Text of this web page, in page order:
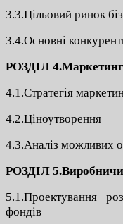
3.3.Цільовий ринок
3.4.Основні
РОЗДІЛ
4.1.Стратегія
4.2.Ціноутворення
4.3.Аналіз можливих
РОЗДІЛ
5.1.Проектування
фондів